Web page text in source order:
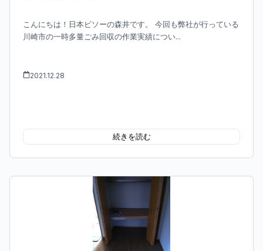
こんにちは！日本ビソーの森井です。 今回も弊社が行っている
川崎市の一時多量ごみ回収の作業実績につい...
2021.12.28
続きを読む